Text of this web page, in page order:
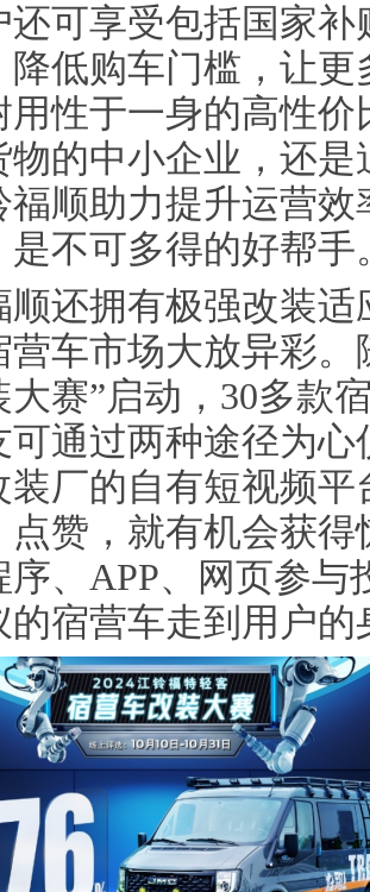
还可享受包括国家
降低购车门槛，让
用性于一身的高性
物的中小企业，还
福顺助力提升运营
是不可多得的好帮手
顺还拥有极强改装
车市场大放异彩。
大赛”启动，30多款
可通过两种途径为
装厂的自有短视频
点赞，就有机会获
序、APP、网页参与
的宿营车走到用户的